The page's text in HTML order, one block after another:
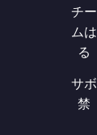
チー
ムは
る
サボ
禁